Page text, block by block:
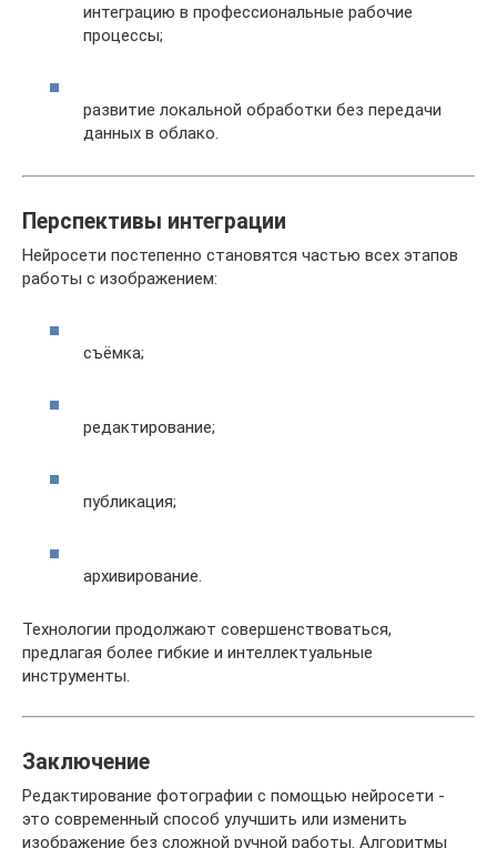
интеграцию в профессиональные рабочие
процессы;
развитие локальной обработки без передачи
данных в облако.
Перспективы интеграции
Нейросети постепенно становятся частью всех этапов
работы с изображением:
съёмка;
редактирование;
публикация;
архивирование.
Технологии продолжают совершенствоваться,
предлагая более гибкие и интеллектуальные
инструменты.
Заключение
Редактирование фотографии с помощью нейросети -
это современный способ улучшить или изменить
изображение без сложной ручной работы. Алгоритмы